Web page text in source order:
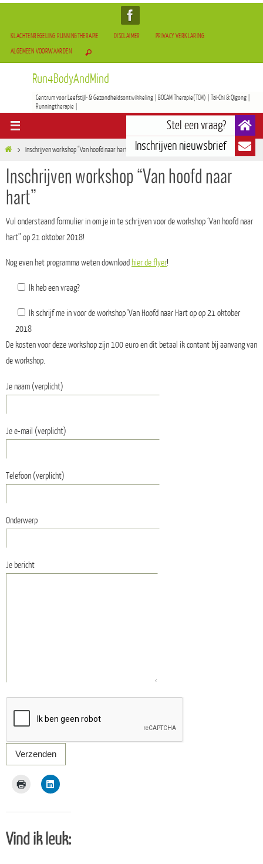
KLACHTENREGELING RUNNINGTHERAPIE DISCLAIMER
PRIVACY VERKLARING
ALGEMEEN VOORWAARDEN
Run4BodyAndMind
Centrum voor Leefstijl- & Gezondheidsontwikkeling | BOCAM Therapie(TCM) | Tai-Chi & Qigong |
Runningtherapie |
Inschrijven workshop “Van hoofd naar hart”
Inschrijven workshop “Van hoofd naar
hart”
Vul onderstaand formulier in om je in te schrijven voor de workshop ‘Van hoofd naar
hart” op 21 oktober 2018!
Nog even het programma weten download hier de flyer!
Ik heb een vraag?
Ik schrijf me in voor de workshop 'Van Hoofd naar Hart op op 21 oktober
2018
De kosten voor deze workshop zijn 100 euro en dit betaal ik contant bij aanvang van
de workshop.
Je naam (verplicht)
Je e-mail (verplicht)
Telefoon (verplicht)
Onderwerp
Je bericht
Vind ik leuk: